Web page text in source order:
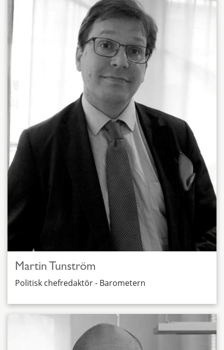
Martin Tunström
Politisk chefredaktör - Barometern